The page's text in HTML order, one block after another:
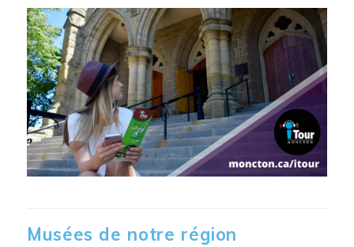
Musées de notre région